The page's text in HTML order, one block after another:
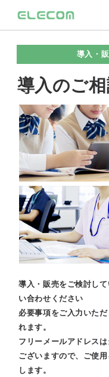
導入・
導入のご
導入・販売をご検討し
い合わせください
必要事項をご入力いた
れます。
フリーメールアドレス
ございますので、ご使
します。